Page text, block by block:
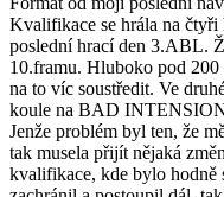
Kvalifikace se hrála na čtyři
poslední hrací den 3.ABL.
10.framu. Hluboko pod 200
na to víc soustředit. Ve
koule na BAD
Jenže problém byl ten, že
tak musela přijít nějaká
kvalifikace, kde bylo hodně